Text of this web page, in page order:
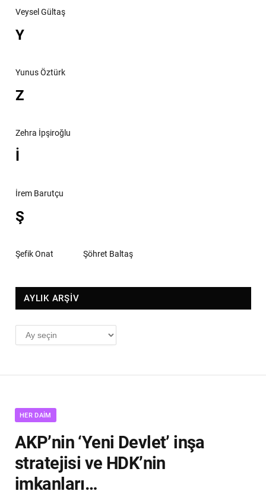
Veysel Gültaş
Y
Yunus Öztürk
Z
Zehra İpşiroğlu
İ
İrem Barutçu
Ş
Şefik Onat Şöhret Baltaş
AYLIK ARŞİV
AYLIK
ARŞİV
HER DAIM
AKP’nin ‘Yeni Devlet’ inşa
stratejisi ve HDK’nin
imkanları…